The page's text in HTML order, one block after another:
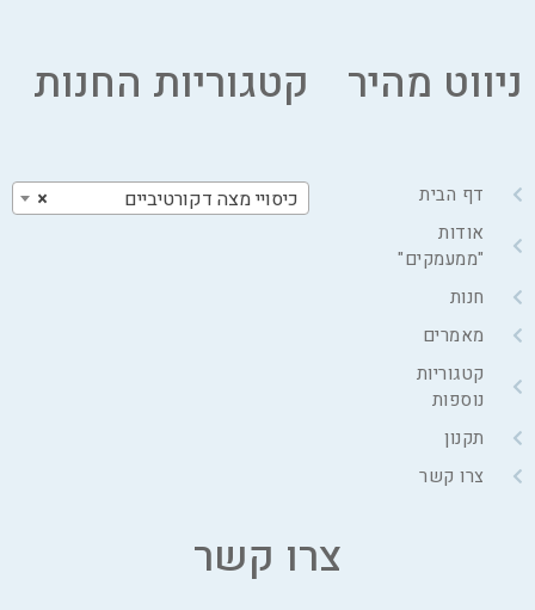
ניווט מהיר
דף הבית
אודות
"ממעמקים"
חנות
מאמרים
קטגוריות
נוספות
תקנון
צרו קשר
קטגוריות החנות
× כיסויי מצה דקורטיביים
צרו קשר